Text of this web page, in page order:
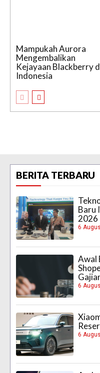
Mampukah Aurora
Mengembalikan
Kejayaan Blackberry
Indonesia
BERITA TERBARU
Baru
2026
6
Awal
6
6